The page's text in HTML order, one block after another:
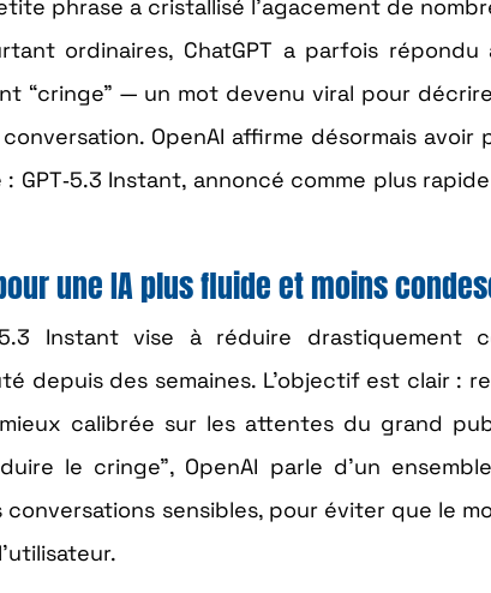
phrase a cristallisé l’agacement de
ordinaires, ChatGPT a parfois
“cringe” — un mot devenu viral pour
OpenAI affirme désormais
GPT‑5.3 Instant, annoncé comme plus
une IA plus fluide et moins
Instant vise à réduire
depuis des semaines. L’objectif est clair :
calibrée sur les attentes du grand
le cringe”, OpenAI parle d’un
sensibles, pour éviter que le